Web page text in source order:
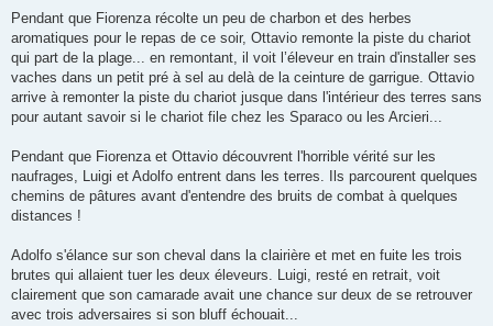
Pendant que Fiorenza récolte un peu de charbon et des herbes
aromatiques pour le repas de ce soir, Ottavio remonte la piste du chariot
qui part de la plage... en remontant, il voit l’éleveur en train d'installer ses
vaches dans un petit pré à sel au delà de la ceinture de garrigue. Ottavio
arrive à remonter la piste du chariot jusque dans l'intérieur des terres sans
pour autant savoir si le chariot file chez les Sparaco ou les Arcieri...
Pendant que Fiorenza et Ottavio découvrent l'horrible vérité sur les
naufrages, Luigi et Adolfo entrent dans les terres. Ils parcourent quelques
chemins de pâtures avant d'entendre des bruits de combat à quelques
distances !
Adolfo s'élance sur son cheval dans la clairière et met en fuite les trois
brutes qui allaient tuer les deux éleveurs. Luigi, resté en retrait, voit
clairement que son camarade avait une chance sur deux de se retrouver
avec trois adversaires si son bluff échouait...